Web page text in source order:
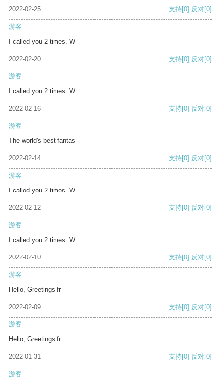
2022-02-25 支持[0] 反对[0]
游客
I called you 2 times. W
2022-02-20 支持[0] 反对[0]
游客
I called you 2 times. W
2022-02-16 支持[0] 反对[0]
游客
The world's best fantas
2022-02-14 支持[0] 反对[0]
游客
I called you 2 times. W
2022-02-12 支持[0] 反对[0]
游客
I called you 2 times. W
2022-02-10 支持[0] 反对[0]
游客
Hello, Greetings fr
2022-02-09 支持[0] 反对[0]
游客
Hello, Greetings fr
2022-01-31 支持[0] 反对[0]
游客